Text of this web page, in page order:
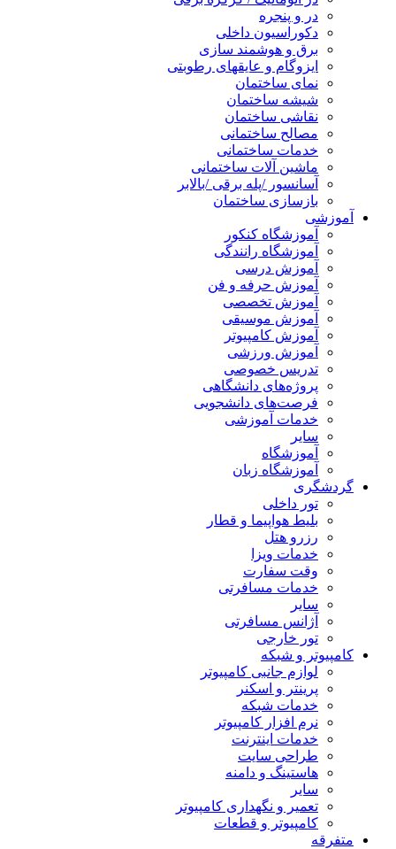
در و پنجره
دکوراسیون داخلی
برق و هوشمند سازی
ایزوگام و عایقهای رطوبتی
نمای ساختمان
شیشه ساختمان
نقاشی ساختمان
مصالح ساختمانی
خدمات ساختمانی
ماشین آلات ساختمانی
آسانسور /پله برقی /بالابر
بازسازی ساختمان
آموزشی
آموزشگاه کنکور
آموزشگاه رانندگی
آموزش درسی
آموزش حرفه و فن
آموزش تخصصی
آموزش موسیقی
آموزش کامپیوتر
آموزش ورزشی
تدریس خصوصی
پروژه‌های دانشگاهی
فرصت‌های دانشجویی
خدمات آموزشی
سایر
آموزشگاه
آموزشگاه زبان
گردشگری
تور داخلی
بلیط هواپیما و قطار
رزرو هتل
خدمات ویزا
وقت سفارت
خدمات مسافرتی
سایر
آژانس مسافرتی
تور خارجی
کامپیوتر و شبکه
لوازم جانبی کامپیوتر
پرینتر و اسکنر
خدمات شبکه
نرم افزار کامپیوتر
خدمات اینترنت
طراحی سایت
هاستینگ و دامنه
سایر
تعمیر و نگهداری کامپیوتر
کامپیوتر و قطعات
متفرقه